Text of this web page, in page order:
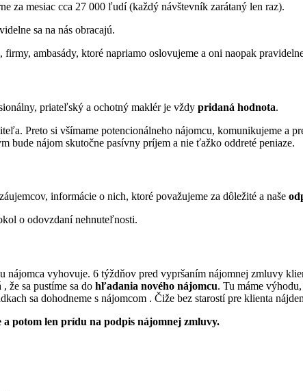
za mesiac cca 27 000 ľudí (každý návštevník zarátaný len raz).
sa na nás obracajú.
, firmy, ambasády, ktoré napriamo oslovujeme a oni naopak
priateľský a ochotný maklér je vždy pridaná hodnota.
Preto si všímame potencionálneho nájomcu, komunikujeme a
bude nájom skutočne pasívny príjem a nie ťažko oddreté peniaze.
informácie o nich, ktoré považujeme za dôležité a naše
o odovzdaní nehnuteľnosti.
vyhovuje. 6 týždňov pred vypršaním nájomnej zmluvy
že sa pustíme sa do hľadania nového nájomcu. Tu máme
sa dohodneme s nájomcom . Čiže bez starostí pre klienta
potom len prídu na podpis nájomnej zmluvy.